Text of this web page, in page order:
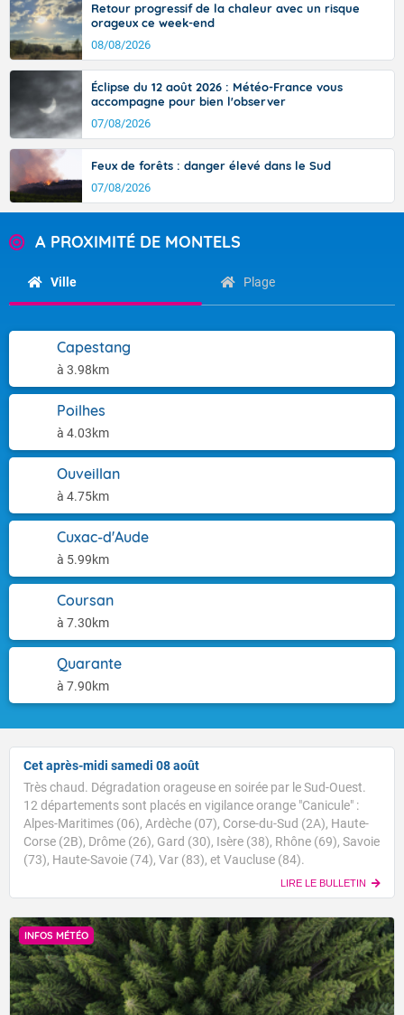
Retour progressif de la chaleur avec un risque
orageux ce week-end
08/08/2026
Éclipse du 12 août 2026 : Météo-France vous
accompagne pour bien l'observer
07/08/2026
Feux de forêts : danger élevé dans le Sud
07/08/2026
A PROXIMITÉ DE MONTELS
Ville Plage
Capestang
à 3.98km
Poilhes
à 4.03km
Ouveillan
à 4.75km
Cuxac-d'Aude
à 5.99km
Coursan
à 7.30km
Quarante
à 7.90km
Cet après-midi samedi 08 août
Très chaud. Dégradation orageuse en soirée par le Sud-Ouest.
12 départements sont placés en vigilance orange "Canicule" :
Alpes-Maritimes (06), Ardèche (07), Corse-du-Sud (2A), Haute-
Corse (2B), Drôme (26), Gard (30), Isère (38), Rhône (69), Savoie
(73), Haute-Savoie (74), Var (83), et Vaucluse (84).
LIRE LE BULLETIN
INFOS MÉTÉO